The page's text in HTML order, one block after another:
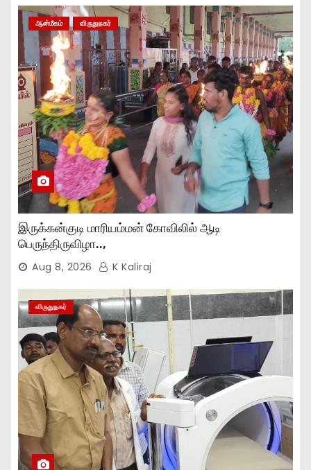
ஆன்மீகம் விருதுநகர்
இருக்கன்குடி மாரியம்மன் கோவிலில் ஆடி
பெருந்திருவிழா..,
Aug 8, 2026 K Kaliraj
விருதுநகர்